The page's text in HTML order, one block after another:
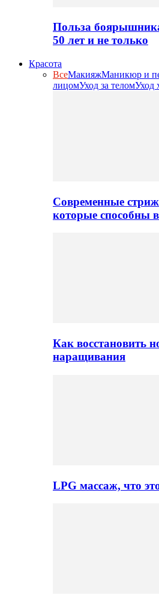
Польза
50 лет и не только
Красота
ВсеМакияжМаникюр и
лицомУход за теломУход
Современные
которые способны
Как восстановить
наращивания
LPG массаж, что